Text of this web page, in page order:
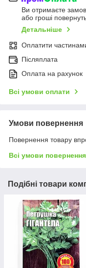
Ви отримаєте
або гроші
Детальніше
Оплатити
Післяплата
Оплата на рахунок
Всі умови оплати
Умови повернення
Повернення товару
Всі умови повернення
Подібні товари